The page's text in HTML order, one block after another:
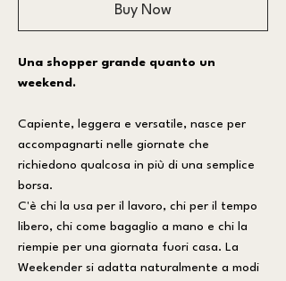
Buy Now
Una shopper grande quanto un
weekend.
Capiente, leggera e versatile, nasce per
accompagnarti nelle giornate che
richiedono qualcosa in più di una semplice
borsa.
C'è chi la usa per il lavoro, chi per il tempo
libero, chi come bagaglio a mano e chi la
riempie per una giornata fuori casa. La
Weekender si adatta naturalmente a modi